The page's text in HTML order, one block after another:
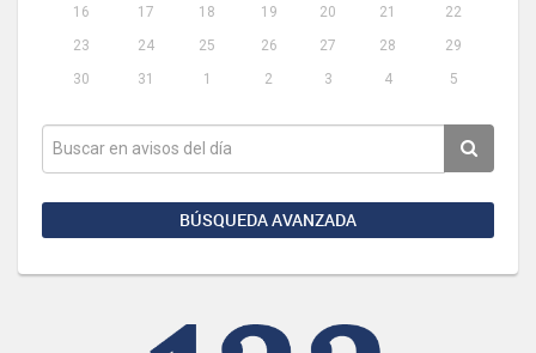
16
17 18 19 20 21
22
23
24 25 26 27 28
29
30
31 1 2 3 4 5
BÚSQUEDA AVANZADA